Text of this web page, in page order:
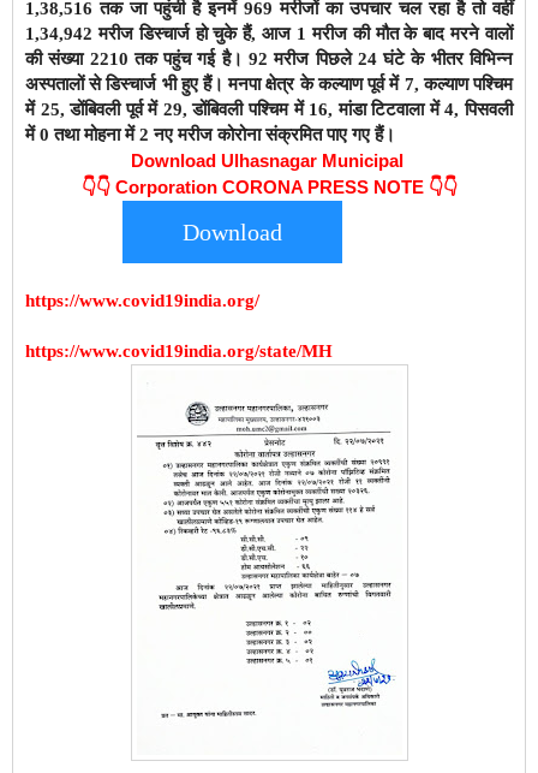
1,38,516 तक जा पहुंची है इनमें 969 मरीजों का उपचार चल रहा है तो वहीं
1,34,942 मरीज डिस्चार्ज हो चुके हैं,आज 1 मरीज की मौत के बाद मरने वालों
की संख्या 2210 तक पहुंच गई है। 92 मरीज पिछले 24 घंटे के भीतर विभिन्न
अस्पतालों से डिस्चार्ज भी हुए हैं। मनपा क्षेत्र के कल्याण पूर्व में 7, कल्याण पश्चिम
में 25, डोंबिवली पूर्व में 29, डोंबिवली पश्चिम में 16, मांडा टिटवाला में 4, पिसवली
में 0 तथा मोहना में 2 नए मरीज कोरोना संक्रमित पाए गए हैं।
Download Ulhasnagar Municipal
👇👇 Corporation CORONA PRESS NOTE 👇👇
Download
https://www.covid19india.org/
https://www.covid19india.org/state/MH